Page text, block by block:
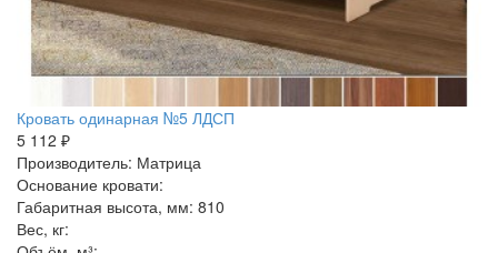
Кровать одинарная №5 ЛДСП
5 112 ₽
Производитель: Матрица
Основание кровати:
Габаритная высота, мм: 810
Вес, кг: